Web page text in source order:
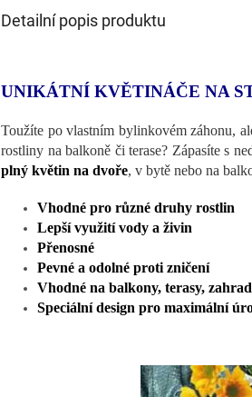
Detailní popis produktu
UNIKÁTNÍ KVĚTINÁČE NA
Toužíte po vlastním bylinkovém záhonu,
rostliny na balkoně či terase? Zápasíte s
plný květin na dvoře, v bytě nebo na
Vhodné pro různé druhy rostlin
Lepší využití vody a živin
Přenosné
Pevné a odolné proti zničení
Vhodné na balkony, terasy,
Speciální design pro maximální